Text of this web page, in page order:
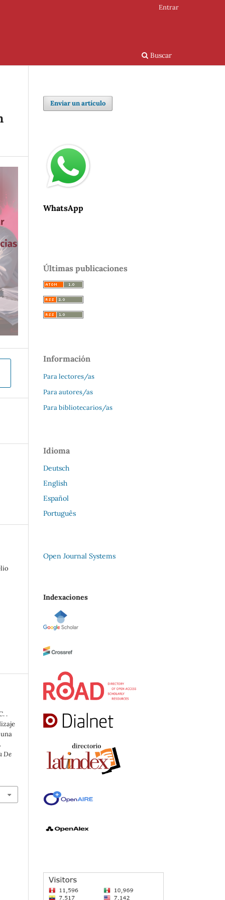
Buscar
Entrar
.
De
Enviar un artículo
WhatsApp
Últimas publicaciones
Información
Para lectores/as
Para autores/as
Para bibliotecarios/as
Idioma
Deutsch
English
Español
Português
Open Journal Systems
Indexaciones